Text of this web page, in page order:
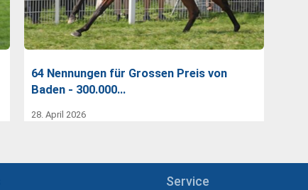
64 Nennungen für Grossen Preis von
Baden - 300.000…
28. April 2026
Service